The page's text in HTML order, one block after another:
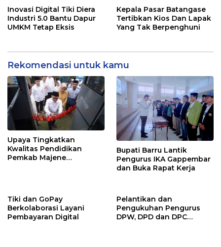
Inovasi Digital Tiki Diera
Industri 5.0 Bantu Dapur
UMKM Tetap Eksis
Kepala Pasar Batangase
Tertibkan Kios Dan Lapak
Yang Tak Berpenghuni
Rekomendasi untuk kamu
Upaya Tingkatkan
Kwalitas Pendidikan
Pemkab Majene
Bupati Barru Lantik
Pengurus IKA Gappembar
dan Buka Rapat Kerja
Tiki dan GoPay
Berkolaborasi Layani
Pembayaran Digital
Pelantikan dan
Pengukuhan Pengurus
DPW, DPD dan DPC